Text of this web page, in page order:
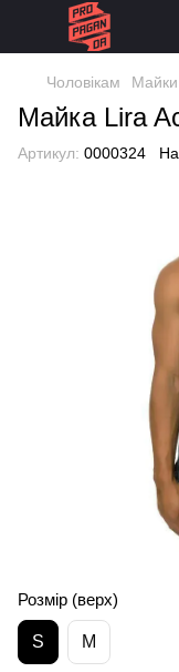
Чоловікам Майки
Майка Lira
Артикул: 0000324
Розмір (верх)
S M